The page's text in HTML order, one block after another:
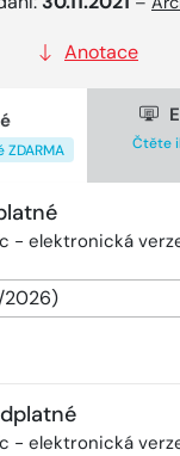
Anotace
Čtěte
- elektronická
- elektronická